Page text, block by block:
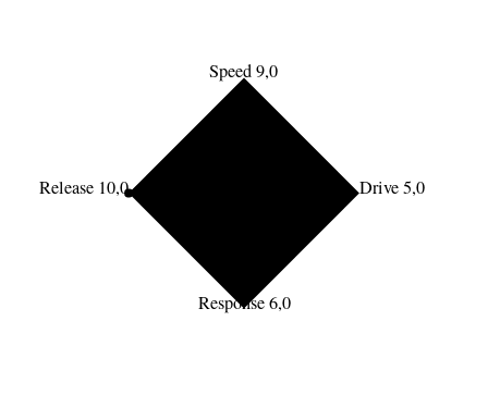
Speed 9,0
Drive 5,0
Response 6,0
Release 10,0